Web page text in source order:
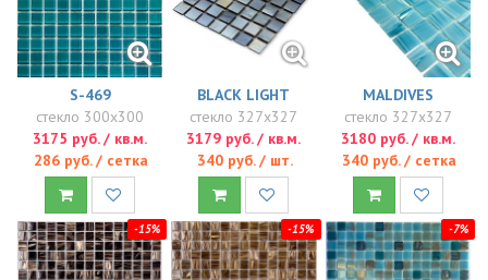
S-469
стекло 300x300
3175 руб. / кв.м.
286 руб. / сетка
BLACK LIGHT
стекло 327x327
3179 руб. / кв.м.
340 руб. / шт.
MALDIVES
стекло 327x327
3180 руб. / кв.м.
340 руб. / сетка
-15% -15% -7%